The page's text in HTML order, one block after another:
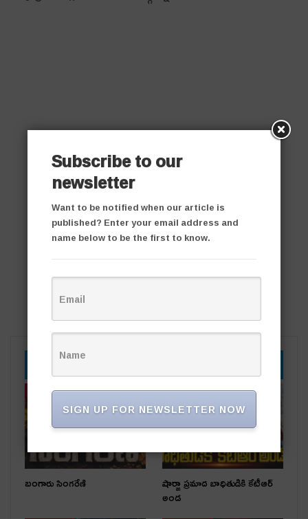
YOU MIGHT ALSO LIKE
తాజా వార్తలు
బంగారు సింగరేణి
తాజా వార్తలు
షార్జా ప్రమాద బాధితుడికి కేటీఆర్
అండ
Subscribe to our
newsletter
Want to be notified when our article is
published? Enter your email address and
name below to be the first to know.
SIGN UP FOR NEWSLETTER NOW